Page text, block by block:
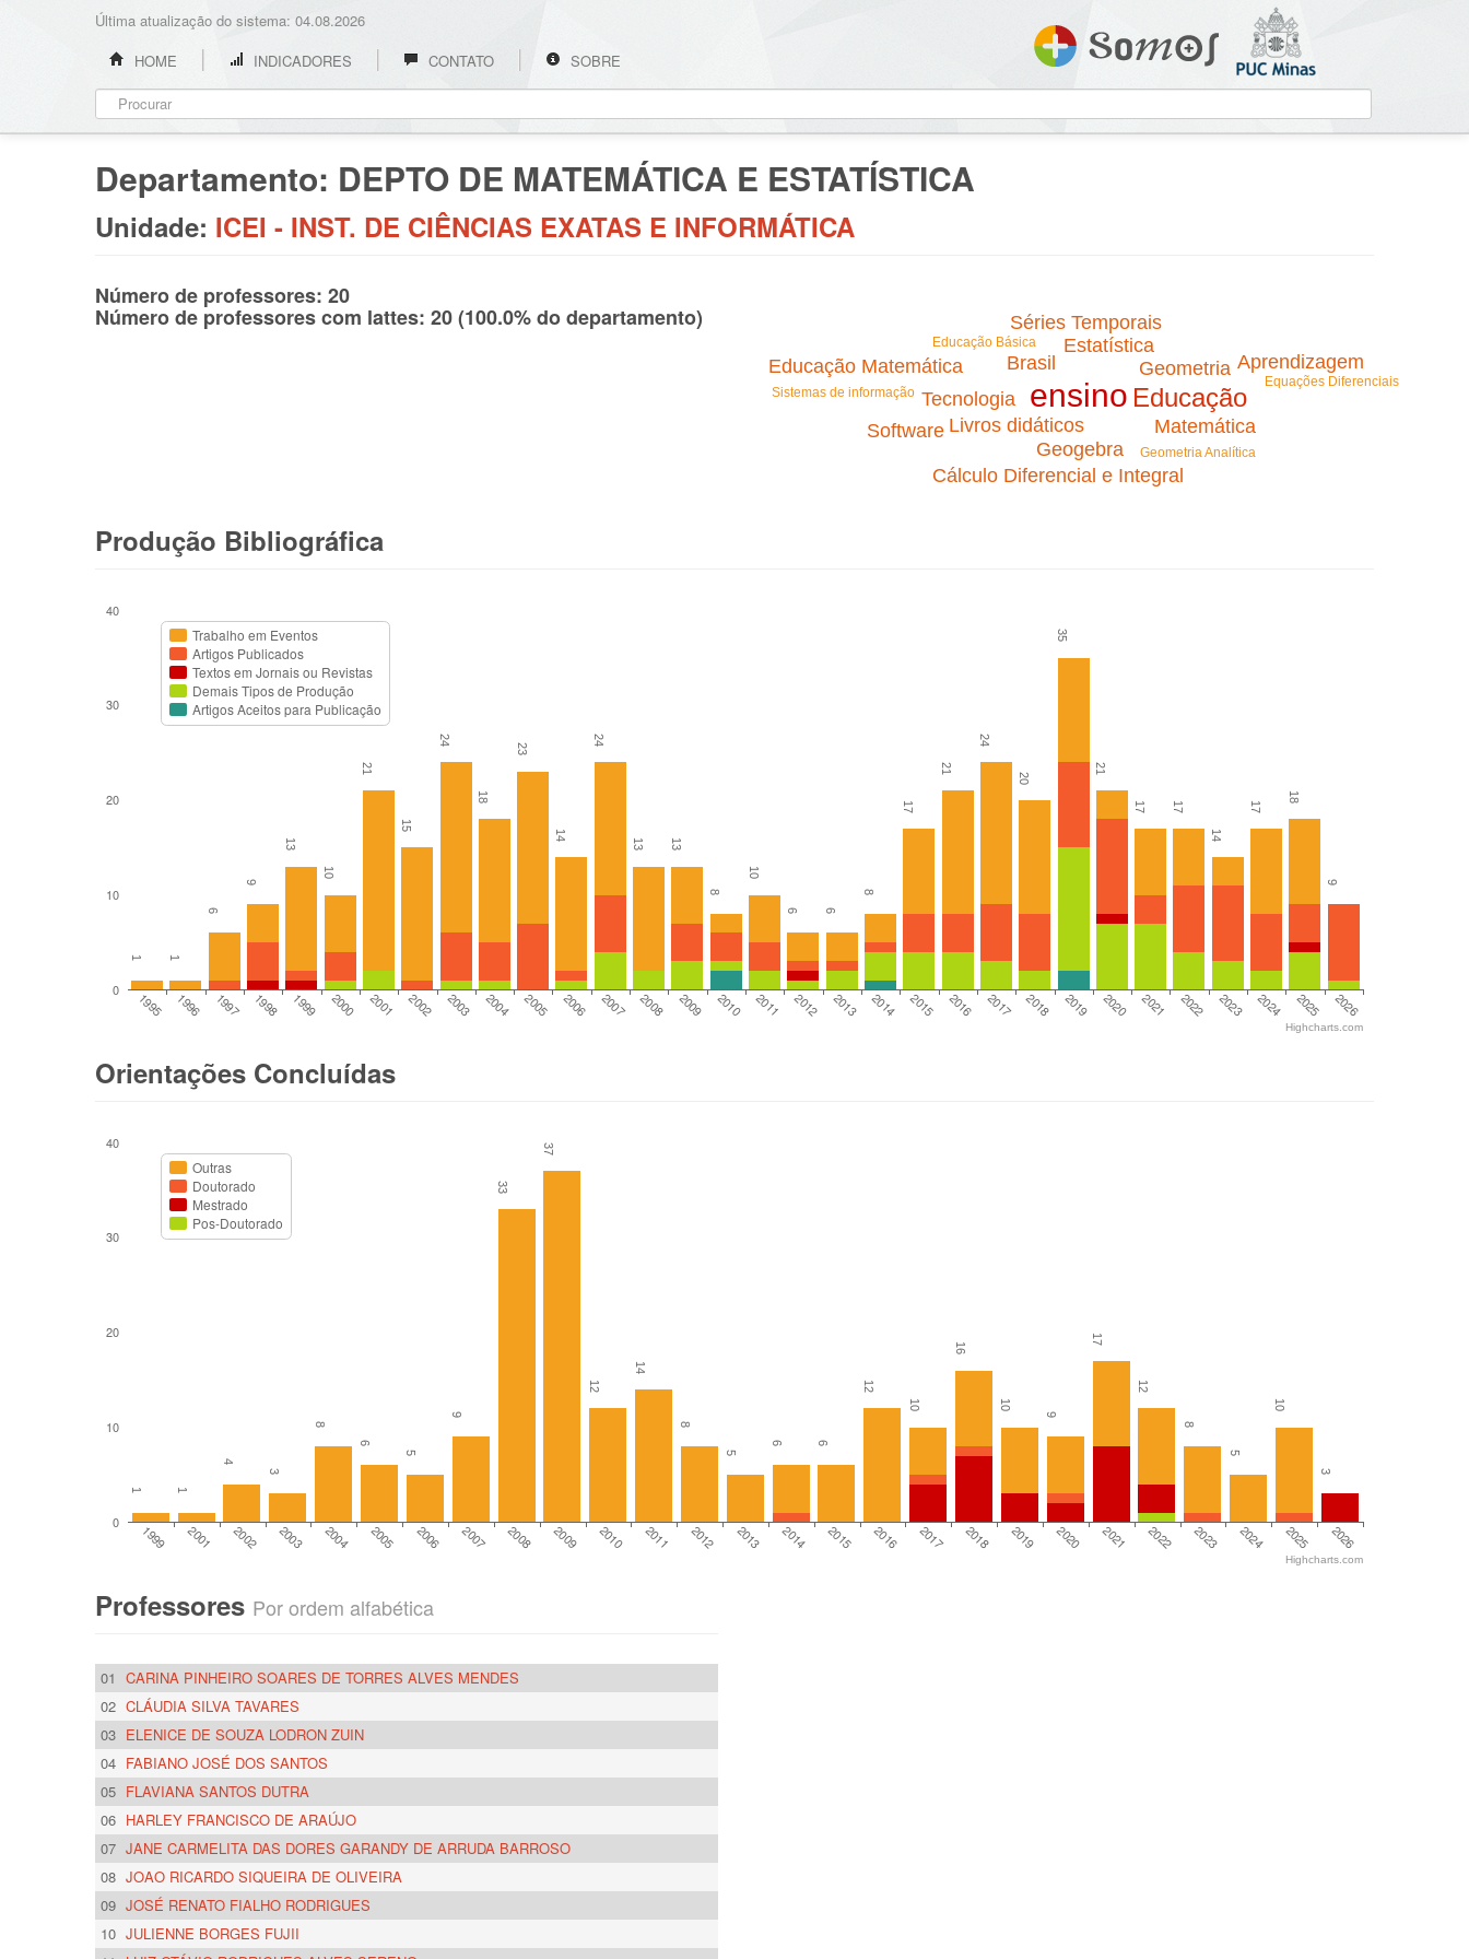
Última atualização do sistema: 04.08.2026
HOME
INDICADORES CONTATO SOBRE
Departamento: DEPTO DE MATEMÁTICA E ESTATÍSTICA
Unidade: ICEI - INST. DE CIÊNCIAS EXATAS E INFORMÁTICA
Número de professores: 20
Número de professores com lattes: 20 (100.0% do departamento)
ensino Educação
Brasil
Livros didáticos
Geogebra
Matemática
Geometria
Estatística
Tecnologia
Educação Matemática
Software
Cálculo Diferencial e Integral
Séries Temporais
Aprendizagem
Geometria Analítica
Educação Básica
Sistemas de informação
Equações Diferenciais
Produção Bibliográfica
1 1
6
9
13
10
21
15
24
18
23
14
24
13 13
8
10
6 6
8
17
21
24
20
35
21
17 17
14
17
18
9
Trabalho em Eventos
Artigos Publicados
Textos em Jornais ou Revistas
Demais Tipos de Produção
Artigos Aceitos para Publicação
1995 1996 1997 1998 1999 2000 2001 2002 2003 2004 2005 2006 2007 2008 2009 2010 2011 2012 2013 2014 2015 2016 2017 2018 2019 2020 2021 2022 2023 2024 2025 2026
0
10
20
30
40
Highcharts.com
Orientações Concluídas
1 1
4
3
8
6
5
9
33
37
12
14
8
5
6 6
12
10
16
10
9
17
12
8
5
10
3
Outras
Doutorado
Mestrado
Pos-Doutorado
1999 2001 2002 2003 2004 2005 2006 2007 2008 2009 2010 2011 2012 2013 2014 2015 2016 2017 2018 2019 2020 2021 2022 2023 2024 2025 2026
0
10
20
30
40
Highcharts.com
Professores Por ordem alfabética
01 CARINA PINHEIRO SOARES DE TORRES ALVES MENDES
02 CLÁUDIA SILVA TAVARES
03 ELENICE DE SOUZA LODRON ZUIN
04 FABIANO JOSÉ DOS SANTOS
05 FLAVIANA SANTOS DUTRA
06 HARLEY FRANCISCO DE ARAÚJO
07 JANE CARMELITA DAS DORES GARANDY DE ARRUDA BARROSO
08 JOAO RICARDO SIQUEIRA DE OLIVEIRA
09 JOSÉ RENATO FIALHO RODRIGUES
10 JULIENNE BORGES FUJII